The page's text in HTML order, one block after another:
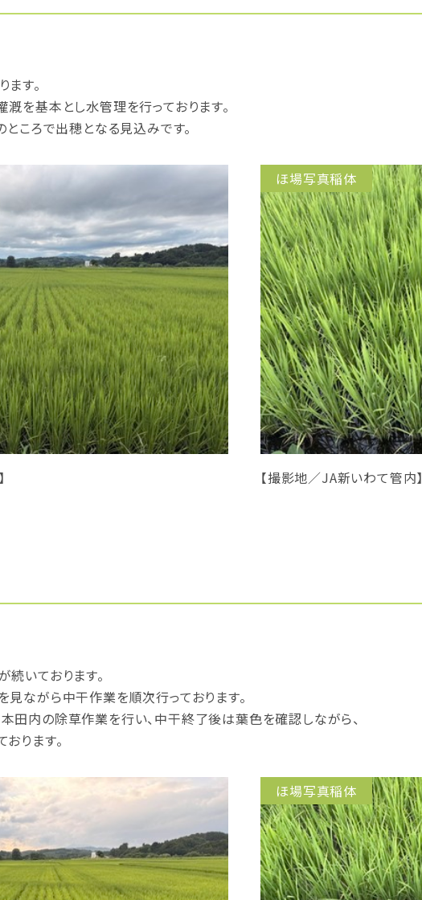
す。
を基本とし水管理を行っております。
ころで出穂となる見込みです。
ほ場写真稲体
【撮影地／JA新いわて管内】
いております。
ながら中干作業を順次行っております。
田内の除草作業を行い、中干終了後は葉色を確認しながら、
ります。
ほ場写真稲体